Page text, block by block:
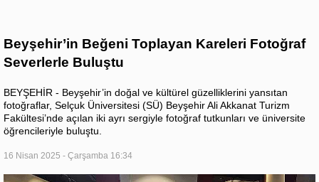
Beyşehir’in Beğeni Toplayan Kareleri Fotoğraf
Severlerle Buluştu
BEYŞEHİR - Beyşehir’in doğal ve kültürel güzelliklerini yansıtan
fotoğraflar, Selçuk Üniversitesi (SÜ) Beyşehir Ali Akkanat Turizm
Fakültesi’nde açılan iki ayrı sergiyle fotoğraf tutkunları ve üniversite
öğrencileriyle buluştu.
16 Nisan 2025 - Çarşamba 16:34